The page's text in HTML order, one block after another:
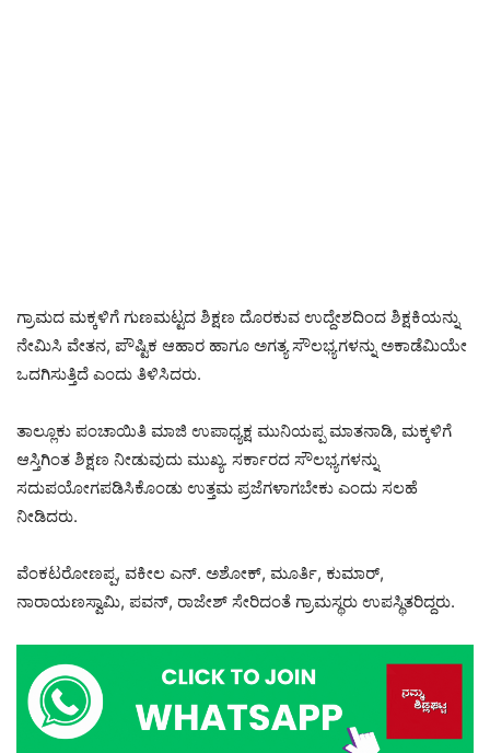
ಗ್ರಾಮದ ಮಕ್ಕಳಿಗೆ ಗುಣಮಟ್ಟದ ಶಿಕ್ಷಣ ದೊರಕುವ ಉದ್ದೇಶದಿಂದ ಶಿಕ್ಷಕಿಯನ್ನು
ನೇಮಿಸಿ ವೇತನ, ಪೌಷ್ಟಿಕ ಆಹಾರ ಹಾಗೂ ಅಗತ್ಯ ಸೌಲಭ್ಯಗಳನ್ನು ಅಕಾಡೆಮಿಯೇ
ಒದಗಿಸುತ್ತಿದೆ ಎಂದು ತಿಳಿಸಿದರು.
ತಾಲ್ಲೂಕು ಪಂಚಾಯಿತಿ ಮಾಜಿ ಉಪಾಧ್ಯಕ್ಷ ಮುನಿಯಪ್ಪ ಮಾತನಾಡಿ, ಮಕ್ಕಳಿಗೆ
ಆಸ್ತಿಗಿಂತ ಶಿಕ್ಷಣ ನೀಡುವುದು ಮುಖ್ಯ. ಸರ್ಕಾರದ ಸೌಲಭ್ಯಗಳನ್ನು
ಸದುಪಯೋಗಪಡಿಸಿಕೊಂಡು ಉತ್ತಮ ಪ್ರಜೆಗಳಾಗಬೇಕು ಎಂದು ಸಲಹೆ
ನೀಡಿದರು.
ವೆಂಕಟರೋಣಪ್ಪ, ವಕೀಲ ಎನ್. ಅಶೋಕ್, ಮೂರ್ತಿ, ಕುಮಾರ್,
ನಾರಾಯಣಸ್ವಾಮಿ, ಪವನ್, ರಾಜೇಶ್ ಸೇರಿದಂತೆ ಗ್ರಾಮಸ್ಥರು ಉಪಸ್ಥಿತರಿದ್ದರು.